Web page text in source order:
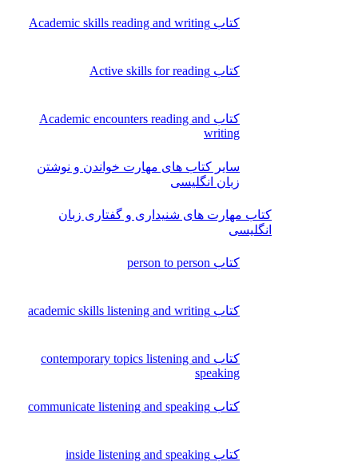
کتاب Academic skills reading and writing
کتاب Active skills for reading
کتاب Academic encounters reading and
writing
سایر کتاب های مهارت خواندن و نوشتن
زبان انگلیسی
کتاب مهارت های شنیداری و گفتاری زبان
انگلیسی
کتاب person to person
کتاب academic skills listening and writing
کتاب contemporary topics listening and
speaking
کتاب communicate listening and speaking
کتاب inside listening and speaking